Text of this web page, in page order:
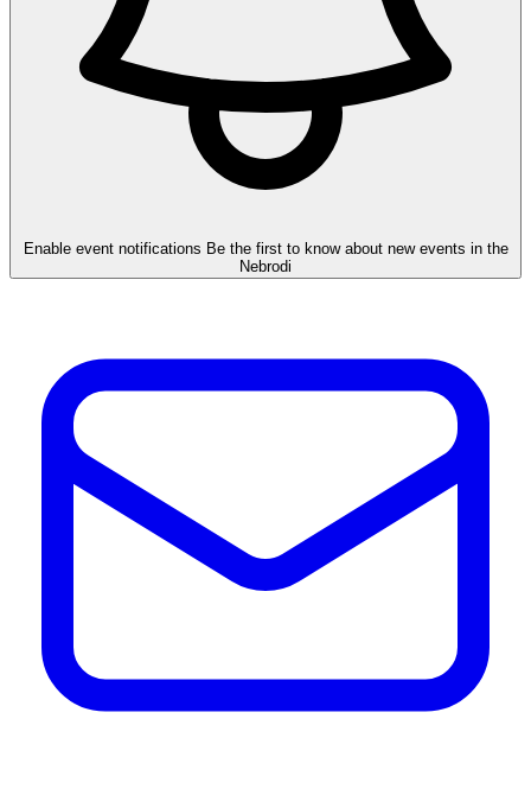
Enable event notifications Be the first to know about new events in the
Nebrodi